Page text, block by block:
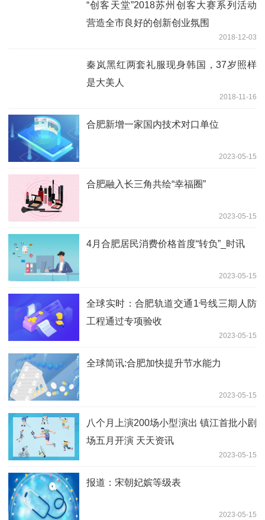
“创客天堂”2018苏州创客大赛系列活动
营造全市良好的创新创业氛围
2018-12-03
秦岚黑红两套礼服现身韩国，37岁照样
是大美人
2018-11-16
合肥新增一家国内技术对口单位
2023-05-15
合肥融入长三角共绘“幸福圈”
2023-05-15
4月合肥居民消费价格首度“转负”_时讯
2023-05-15
全球实时：合肥轨道交通1号线三期人防
工程通过专项验收
2023-05-15
全球简讯:合肥加快提升节水能力
2023-05-15
八个月上演200场小型演出 镇江首批小剧
场五月开演 天天资讯
2023-05-15
报道：宋朝妃嫔等级表
2023-05-15